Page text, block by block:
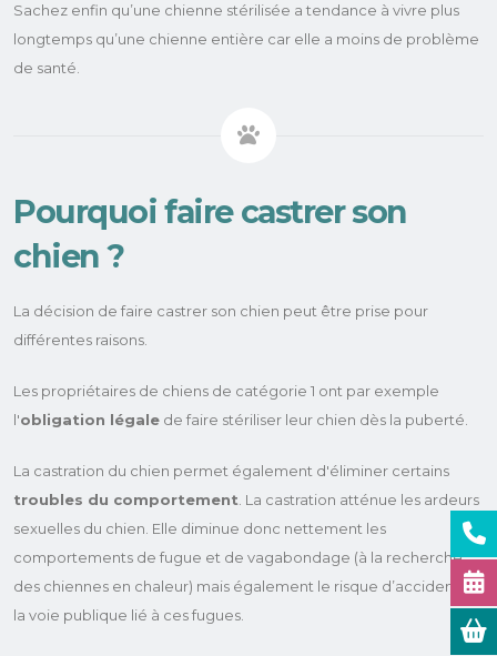
Sachez enfin qu’une chienne stérilisée a tendance à vivre plus
longtemps qu’une chienne entière car elle a moins de problème
de santé.
Pourquoi faire castrer son
chien ?
La décision de faire castrer son chien peut être prise pour
différentes raisons.
Les propriétaires de chiens de catégorie 1 ont par exemple
l'obligation légale de faire stériliser leur chien dès la puberté.
La castration du chien permet également d'éliminer certains
troubles du comportement . La castration atténue les ardeurs
sexuelles du chien. Elle diminue donc nettement les
comportements de fugue et de vagabondage (à la recherche
des chiennes en chaleur) mais également le risque d’accident sur
la voie publique lié à ces fugues.